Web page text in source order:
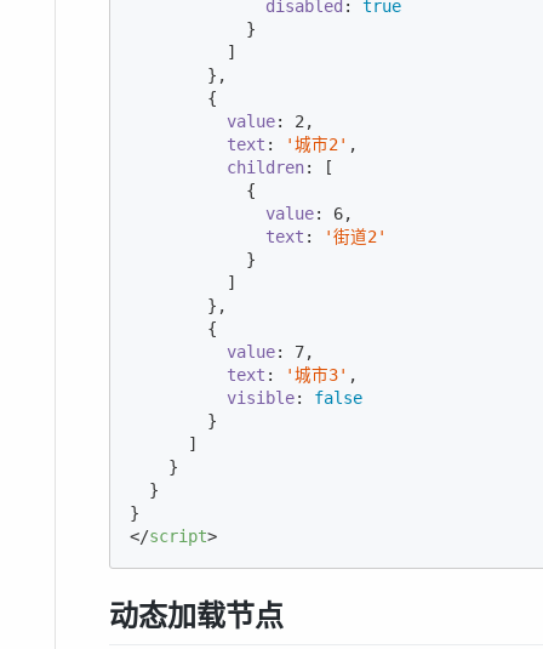
disabled : true
            }
          ]
        },
        {
value: 2,
text : '城市2' ,
children: [
            {
value: 6,
text :
'街道2'
            }
          ]
        },
        {
value: 7,
text : '城市3' ,
visible: false
        }
      ]
    }
  }
</script>
动态加载节点